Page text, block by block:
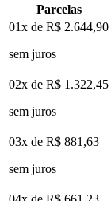
Parcelas
01x de R$ 2.644,90
sem juros
02x de R$ 1.322,45
sem juros
03x de R$ 881,63
sem juros